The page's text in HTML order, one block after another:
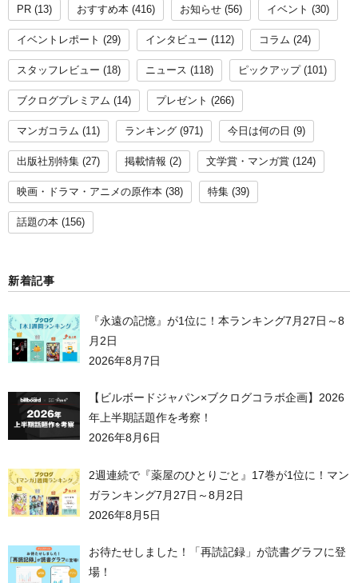
PR (13) おすすめ本 (416) お知らせ (56) イベント (30)
イベントレポート (29) インタビュー (112) コラム (24)
スタッフレビュー (18) ニュース (118) ピックアップ(101)
ブクログプレミアム (14) プレゼント (266)
マンガコラム (11) ランキング (971) 今日は何の日 (9)
出版社別特集 (27) 掲載情報 (2) 文学賞・マンガ賞 (124)
映画・ドラマ・アニメの原作本 (38) 特集 (39)
話題の本 (156)
新着記事
『永遠の記憶』が1位に！本ランキング7月27日～8
月2日
2026年8月7日
【ビルボードジャパン×ブクログコラボ企画】2026
年上半期話題作を考察！
2026年8月6日
2週連続で『薬屋のひとりごと』17巻が1位に！マン
ガランキング7月27日～8月2日
2026年8月5日
お待たせしました！「再読記録」が読書グラフに登
場！